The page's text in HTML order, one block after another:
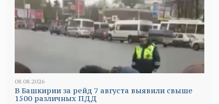
08.08.2026
В Башкирии за рейд 7 августа выявили свыше
1500 различных ПДД